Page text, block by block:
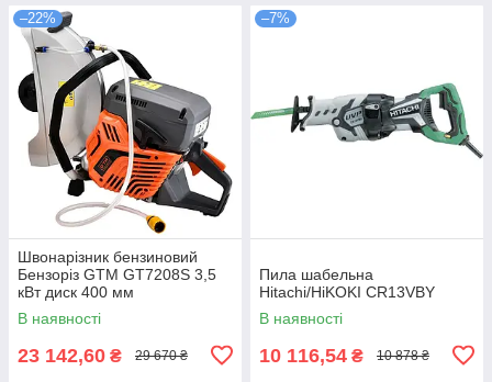
–22%
Швонарізник бензиновий
Бензоріз GTM GT7208S 3,5
кВт диск 400 мм
В наявності
23 142,60 ₴ 29 670 ₴
–7%
Пила шабельна
Hitachi/HiKOKI CR13VBY
В наявності
10 116,54 ₴ 10 878 ₴